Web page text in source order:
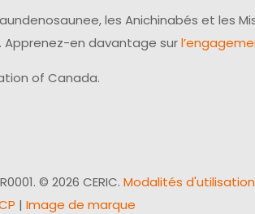
les Anichinabés et les
Apprenez-en davantage sur
of Canada.
© 2026 CERIC. Modalités d'utilisation
| Image de marque